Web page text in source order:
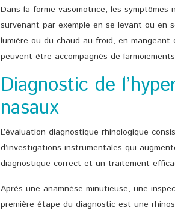
Dans la forme vasomotrice, les
survenant par exemple en se levant ou en
lumière ou du chaud au froid, en
peuvent être accompagnés de
Diagnostic de
nasaux
L’évaluation diagnostique rhinologique
d’investigations instrumentales qui
diagnostique correct et un traitement
Après une anamnèse minutieuse, une
première étape du diagnostic est une